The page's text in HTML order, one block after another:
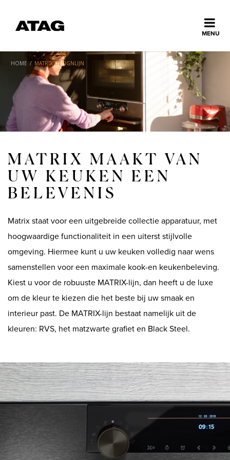
MENU
Home
Collectie
Ontdek ATAG
Inspiratie
Service
Shop
HOME / MATRIX DESIGNLIJN
MATRIX MAAKT VAN
UW KEUKEN EEN
BELEVENIS
Matrix staat voor een uitgebreide collectie apparatuur, met
hoogwaardige functionaliteit in een uiterst stijlvolle
omgeving. Hiermee kunt u uw keuken volledig naar wens
samenstellen voor een maximale kook-en keukenbeleving.
Kiest u voor de robuuste MATRIX-lijn, dan heeft u de luxe
om de kleur te kiezen die het beste bij uw smaak en
interieur past. De MATRIX-lijn bestaat namelijk uit de
kleuren: RVS, het matzwarte grafiet en Black Steel.